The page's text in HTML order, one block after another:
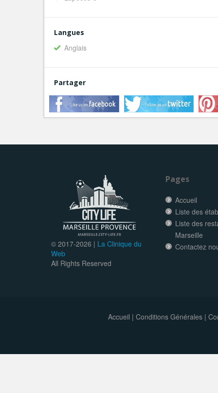
Langues
Anglais
Partager
© 2017-2026 | La Clinique du
Web
All Rights Reserved
Pages
Accueil
Liste des
Liste des
Marseille
Contactez
Accueil | Conditions Générales|